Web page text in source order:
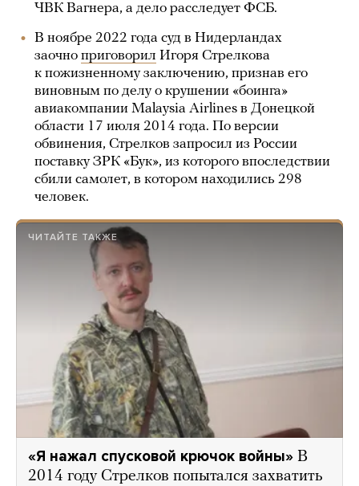
ЧВК Вагнера, а дело расследует ФСБ.
В ноябре 2022 года суд в Нидерландах
заочно приговорил Игоря Стрелкова
к пожизненному заключению, признав его
виновным по делу о крушении «боинга»
авиакомпании Malaysia Airlines в Донецкой
области 17 июля 2014 года. По версии
обвинения, Стрелков запросил из России
поставку ЗРК «Бук», из которого впоследствии
сбили самолет, в котором находились 298
человек.
ЧИТАЙТЕ ТАКЖЕ
«Я нажал спусковой крючок войны» В
2014 году Стрелков попытался захватить